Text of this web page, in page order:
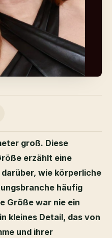
groß. Diese
erzählt eine
wie körperliche
häufig
Größe war nie ein
kleines Detail, das von
und ihrer